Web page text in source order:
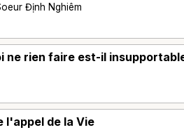
Định Nghiêm
ne rien faire est-il
l'appel de la Vie